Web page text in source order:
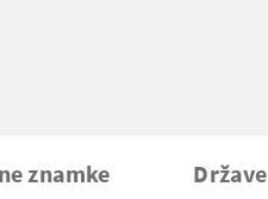
znamke Države